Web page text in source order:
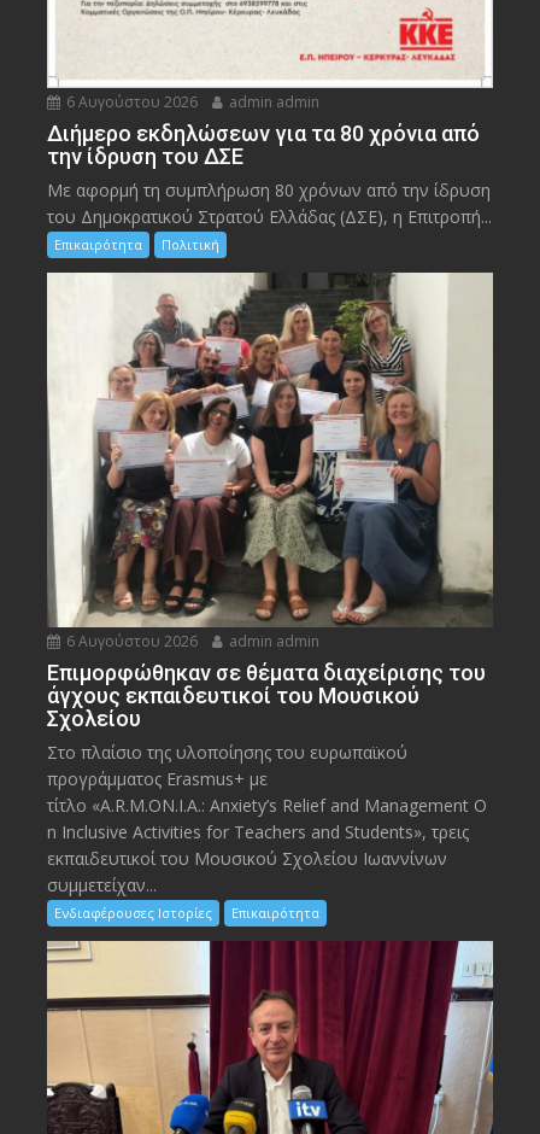
6 Αυγούστου 2026 admin admin
Διήμερο εκδηλώσεων για τα 80 χρόνια από
την ίδρυση του ΔΣΕ
Με αφορμή τη συμπλήρωση 80 χρόνων από την ίδρυση
του Δημοκρατικού Στρατού Ελλάδας (ΔΣΕ), η Επιτροπή...
Επικαιρότητα Πολιτική
6 Αυγούστου 2026 admin admin
Eπιμορφώθηκαν σε θέματα διαχείρισης του
άγχους εκπαιδευτικοί του Μουσικού
Σχολείου
Στο πλαίσιο της υλοποίησης του ευρωπαϊκού
προγράμματος Erasmus+ με
τίτλο «A.R.M.ON.I.A.: Anxiety’s Relief and Management O
n Inclusive Activities for Teachers and Students», τρεις
εκπαιδευτικοί του Μουσικού Σχολείου Ιωαννίνων
συμμετείχαν...
Ενδιαφέρουσες Ιστορίες Επικαιρότητα